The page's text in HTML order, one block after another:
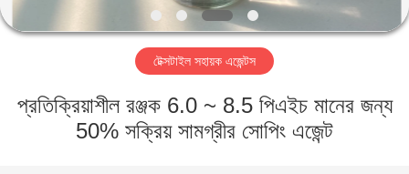
কারখানা
টেক্সটাইল সহায়ক এজেন্টস
প্রতিক্রিয়াশীল রঞ্জক 6.0 ~ 8.5 পিএইচ মানের জন্য
50% সক্রিয় সামগ্রীর সোপিং এজেন্ট